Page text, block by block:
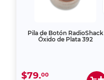
Pila de Botón RadioShack
Óxido de Plata 392
$79.00